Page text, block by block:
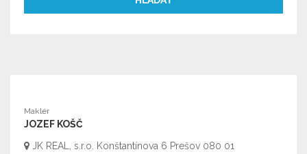
Maklér
JOZEF KOŠČ
JK REAL, s.r.o. Konštantínova 6 Prešov 080 01